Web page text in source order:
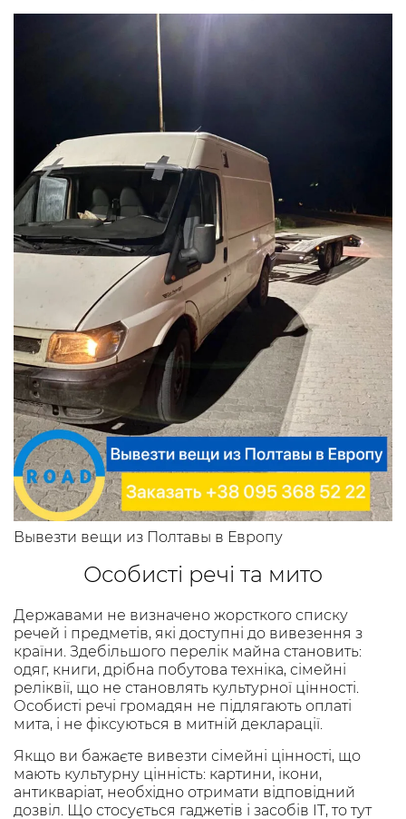
Вывезти вещи из Полтавы в Европу
Особисті речі та мито
Державами не визначено жорсткого списку
речей і предметів, які доступні до вивезення з
країни. Здебільшого перелік майна становить:
одяг, книги, дрібна побутова техніка, сімейні
реліквії, що не становлять культурної цінності.
Особисті речі громадян не підлягають оплаті
мита, і не фіксуються в митній декларації.
Якщо ви бажаєте вивезти сімейні цінності, що
мають культурну цінність: картини, ікони,
антикваріат, необхідно отримати відповідний
дозвіл. Що стосується гаджетів і засобів IT, то тут